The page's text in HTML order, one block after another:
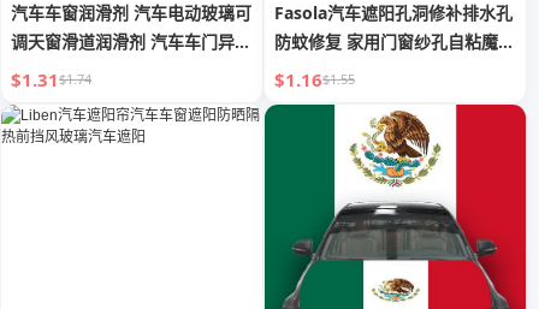
汽车车窗润滑剂 汽车电动玻璃可
调天窗滑道润滑剂 汽车车门异响
专用消除 粘合条
$1.31$1.74
Fasola汽车遮阳孔洞修补排水孔
防蚊修复 家用门窗纱孔自粘魔术
贴
$1.16$1.55